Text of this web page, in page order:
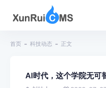
首页 科技动态 正文
AI时代，这个学院无可